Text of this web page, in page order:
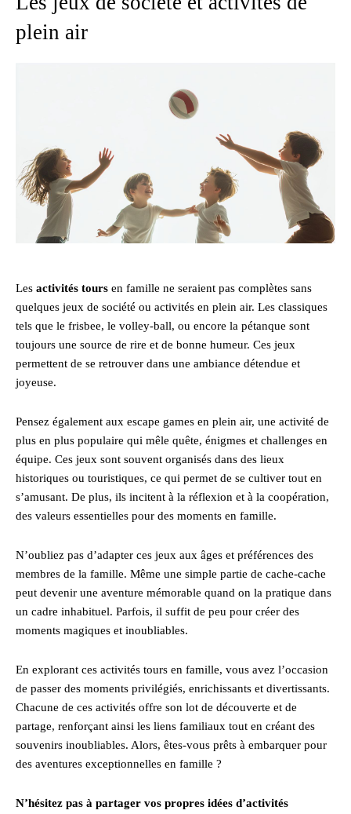
plein air
Les activités tours en famille ne seraient pas complètes sans
quelques jeux de société ou activités en plein air. Les classiques
tels que le frisbee, le volley-ball, ou encore la pétanque sont
toujours une source de rire et de bonne humeur. Ces jeux
permettent de se retrouver dans une ambiance détendue et
joyeuse.
Pensez également aux escape games en plein air, une activité de
plus en plus populaire qui mêle quête, énigmes et challenges en
équipe. Ces jeux sont souvent organisés dans des lieux
historiques ou touristiques, ce qui permet de se cultiver tout en
s’amusant. De plus, ils incitent à la réflexion et à la coopération,
des valeurs essentielles pour des moments en famille.
N’oubliez pas d’adapter ces jeux aux âges et préférences des
membres de la famille. Même une simple partie de cache-cache
peut devenir une aventure mémorable quand on la pratique dans
un cadre inhabituel. Parfois, il suffit de peu pour créer des
moments magiques et inoubliables.
En explorant ces activités tours en famille, vous avez l’occasion
de passer des moments privilégiés, enrichissants et divertissants.
Chacune de ces activités offre son lot de découverte et de
partage, renforçant ainsi les liens familiaux tout en créant des
souvenirs inoubliables. Alors, êtes-vous prêts à embarquer pour
des aventures exceptionnelles en famille ?
N’hésitez pas à partager vos propres idées d’activités